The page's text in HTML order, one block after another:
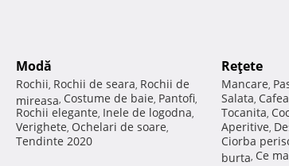
Modă
Rochii, Rochii de seara, Rochii de
mireasa, Costume de baie, Pantofi,
Rochii elegante, Inele de logodna,
Verighete, Ochelari de soare,
Tendinte 2020
Reţete
Mancare,
Salata, Cafea
Tocanita,
Aperitive,
Ciorba
burta, Ce